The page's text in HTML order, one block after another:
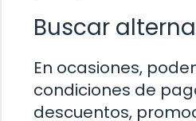
Buscar
En ocasiones,
condiciones de
descuentos,